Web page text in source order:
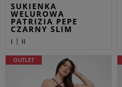
SUKIENKA
WELUROWA
PATRIZIA PEPE
CZARNY SLIM
I II
OUTLET